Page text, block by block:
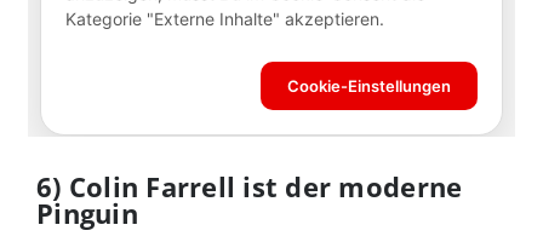
6) Colin Farrell ist der moderne
Pinguin